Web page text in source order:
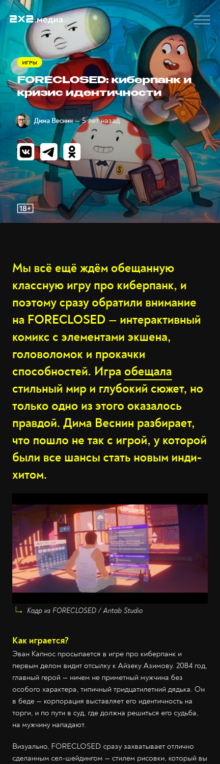
ИГРЫ
FORECLOSED: киберпанк и
кризис идентичности
Дима Веснин — 5 лет назад
Мы всё ещё ждём обещанную
классную игру про киберпанк, и
поэтому сразу обратили внимание
на FORECLOSED — интерактивный
комикс с элементами экшена,
головоломок и прокачки
способностей. Игра обещала
стильный мир и глубокий сюжет, но
только одно из этого оказалось
правдой. Дима Веснин разбирает,
что пошло не так с игрой, у которой
были все шансы стать новым инди-
хитом.
Кадр из FORECLOSED / Antab Studio
Как играется?
Эван Капнос просыпается в игре про киберпанк и
первым делом видит отсылку к Айзеку Азимову. 2084 год,
главный герой — ничем не приметный мужчина без
особого характера, типичный тридцатилетний дядька. Он
в беде — корпорация выставляет его идентичность на
торги, и по пути в суд, где должна решиться его судьба,
на мужчину нападают.
Визуально, FORECLOSED сразу захватывает отлично
сделанным сел-шейдингом — стилем рисовки, который вы